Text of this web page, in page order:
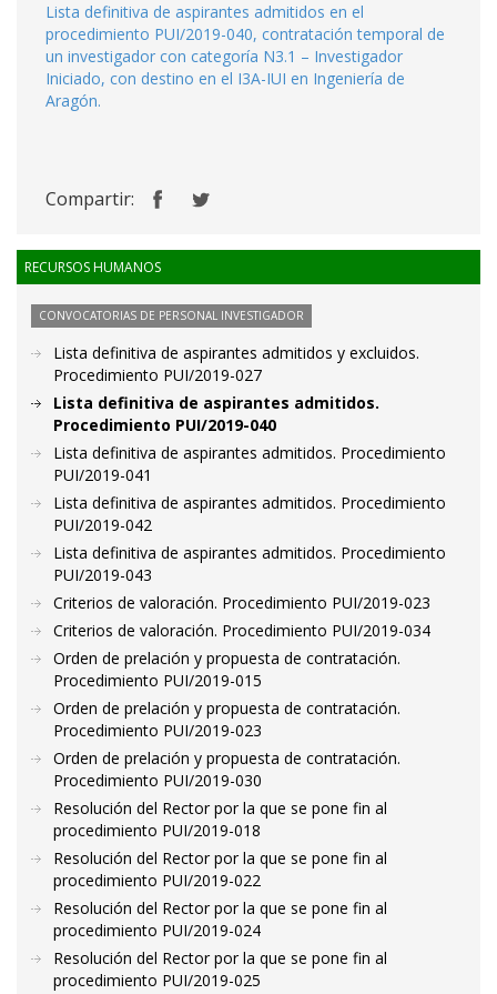
Lista definitiva de aspirantes admitidos en el
procedimiento PUI/2019-040, contratación temporal de
un investigador con categoría N3.1 – Investigador
Iniciado, con destino en el I3A-IUI en Ingeniería de
Aragón.
Compartir:
RECURSOS HUMANOS
CONVOCATORIAS DE PERSONAL INVESTIGADOR
Lista definitiva de aspirantes admitidos y excluidos.
Procedimiento PUI/2019-027
Lista definitiva de aspirantes admitidos.
Procedimiento PUI/2019-040
Lista definitiva de aspirantes admitidos. Procedimiento
PUI/2019-041
Lista definitiva de aspirantes admitidos. Procedimiento
PUI/2019-042
Lista definitiva de aspirantes admitidos. Procedimiento
PUI/2019-043
Criterios de valoración. Procedimiento PUI/2019-023
Criterios de valoración. Procedimiento PUI/2019-034
Orden de prelación y propuesta de contratación.
Procedimiento PUI/2019-015
Orden de prelación y propuesta de contratación.
Procedimiento PUI/2019-023
Orden de prelación y propuesta de contratación.
Procedimiento PUI/2019-030
Resolución del Rector por la que se pone fin al
procedimiento PUI/2019-018
Resolución del Rector por la que se pone fin al
procedimiento PUI/2019-022
Resolución del Rector por la que se pone fin al
procedimiento PUI/2019-024
Resolución del Rector por la que se pone fin al
procedimiento PUI/2019-025